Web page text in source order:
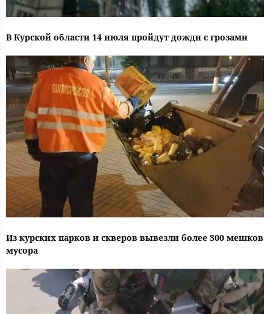
В Курской области 14 июля пройдут дожди с грозами
Из курских парков и скверов вывезли более 300 мешков
мусора